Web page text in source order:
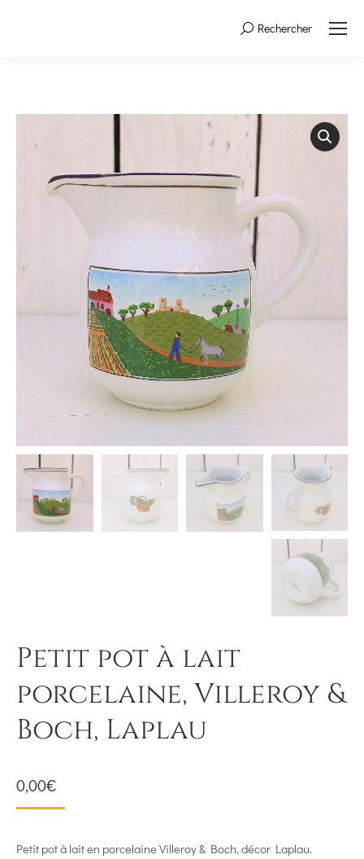
Search:Rechercher
Petit pot à lait
porcelaine, Villeroy &
Boch, Laplau
0,00€
Petit pot à lait en porcelaine Villeroy & Boch, décor Laplau.